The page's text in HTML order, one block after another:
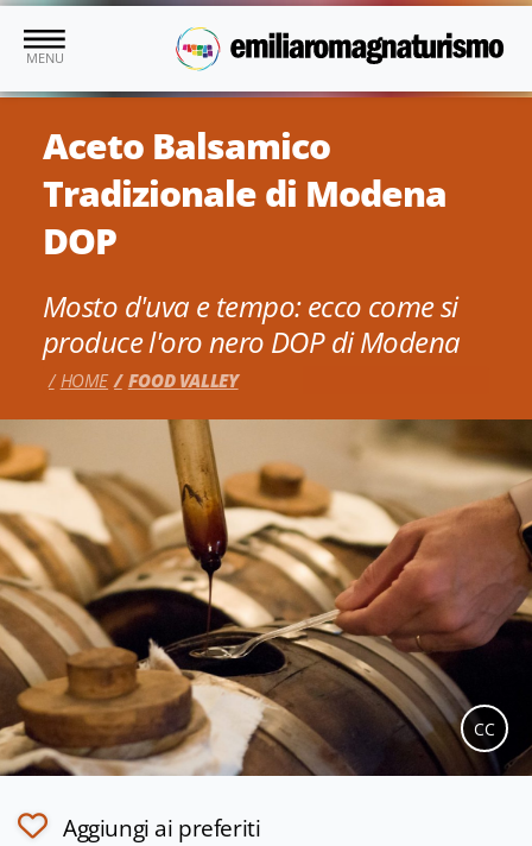
MENU
Aceto Balsamico
Tradizionale di Modena
DOP
Mosto d'uva e tempo: ecco come si
produce l'oro nero DOP di Modena
HOME FOOD VALLEY
CC
Aggiungi ai preferiti